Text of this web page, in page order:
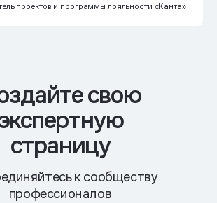
проектов и программы лояльности «Канта»
свою
страницу
к сообществу
профессионалов